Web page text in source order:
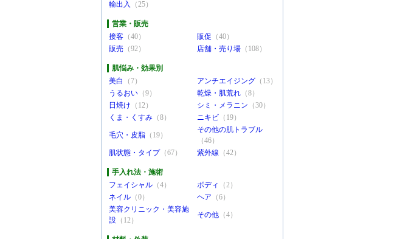
輸出入
（25）
営業・販売
接客 （40） 販促 （40）
販売 （92） 店舗・売り場 （108）
肌悩み・効果別
美白
（7） アンチエイジング （13）
うるおい （9） 乾燥・肌荒れ （8）
日焼け （12） シミ・メラニン （30）
くま・くすみ （8） ニキビ （19）
毛穴・皮脂 （19）
その他の肌トラブル
（46）
肌状態・タイプ（67） 紫外線 （42）
手入れ法・施術
フェイシャル （4） ボディ
（2）
ネイル （0） ヘア （6）
美容クリニック・美容施
設 （12）
その他 （4）